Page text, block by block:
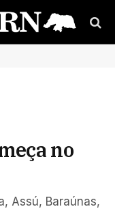
no
Assú, Baraúnas,